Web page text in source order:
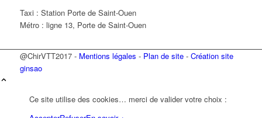
Taxi : Station Porte de Saint-Ouen
Métro : ligne 13, Porte de Saint-Ouen
@ChirVTT2017 - Mentions légales - Plan de site- Création site
ginsao
Ce site utilise des cookies… merci de valider votre choix :